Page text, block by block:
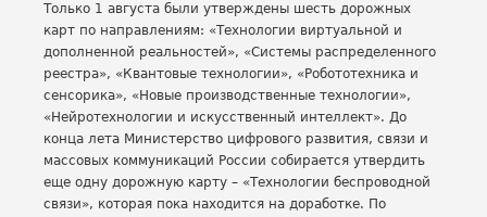
Только 1 августа были утверждены шесть дорожных
карт по направлениям: «Технологии виртуальной и
дополненной реальностей», «Системы распределенного
реестра», «Квантовые технологии», «Робототехника и
сенсорика», «Новые производственные технологии»,
«Нейротехнологии и искусственный интеллект». До
конца лета Министерство цифрового развития, связи и
массовых коммуникаций России собирается утвердить
еще одну дорожную карту – «Технологии беспроводной
связи», которая пока находится на доработке. По